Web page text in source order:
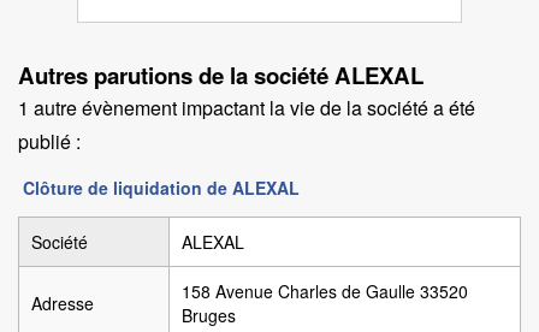
Autres parutions de la société ALEXAL
1 autre évènement impactant la vie de la société a été
publié :
Clôture de liquidation de ALEXAL
Société ALEXAL
Adresse
158 Avenue Charles de Gaulle 33520
Bruges